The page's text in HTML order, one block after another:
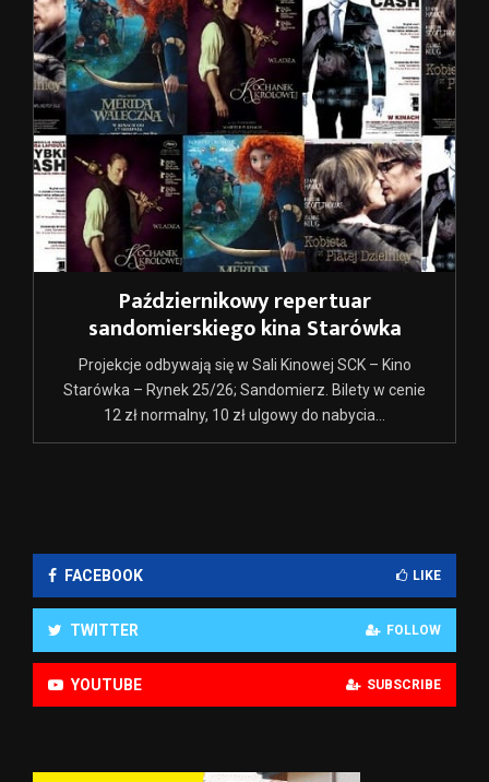
Październikowy repertuar
sandomierskiego kina Starówka
Projekcje odbywają się w Sali Kinowej SCK – Kino
Starówka – Rynek 25/26; Sandomierz. Bilety w cenie
12 zł normalny, 10 zł ulgowy do nabycia...
FACEBOOK LIKE
TWITTER FOLLOW
YOUTUBE SUBSCRIBE